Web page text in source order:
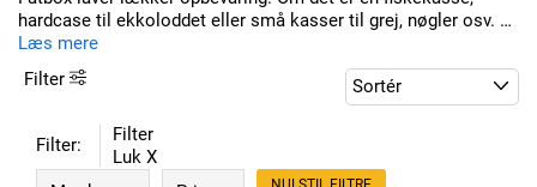
hardcase til ekkoloddet eller små kasser til grej, nøgler osv. så
er Fatbox brandet!
Læs mere
Filter
Filter:
Filter
Luk X